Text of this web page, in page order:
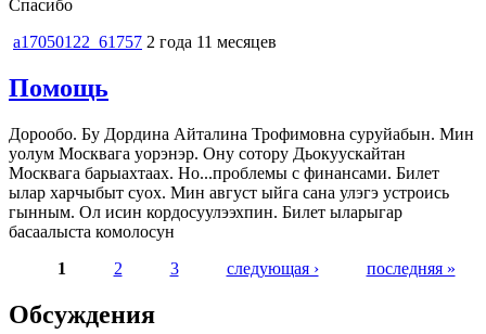
Спасибо
a17050122_61757 2 года 11 месяцев
Помощь
Дорообо. Бу Дордина Айталина Трофимовна суруйабын. Мин
уолум Москвага уорэнэр. Ону сотору Дьокуускайтан
Москвага барыахтаах. Но...проблемы с финансами. Билет
ылар харчыбыт суох. Мин август ыйга сана улэгэ устроись
гынным. Ол исин кордосуулээхпин. Билет ыларыгар
басаалыста комолосун
1
2 3 следующая › последняя »
Обсуждения